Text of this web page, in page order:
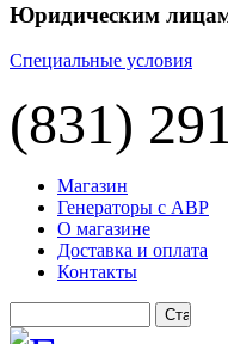
Юридическим
Специальные условия
(831)
Магазин
Генераторы с АВР
О магазине
Доставка и оплата
Контакты